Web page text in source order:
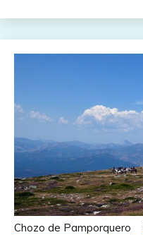
Chozo de Pamporquero